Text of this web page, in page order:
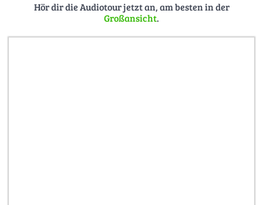
Hör dir die Audiotour jetzt an, am besten in der
Großansicht.